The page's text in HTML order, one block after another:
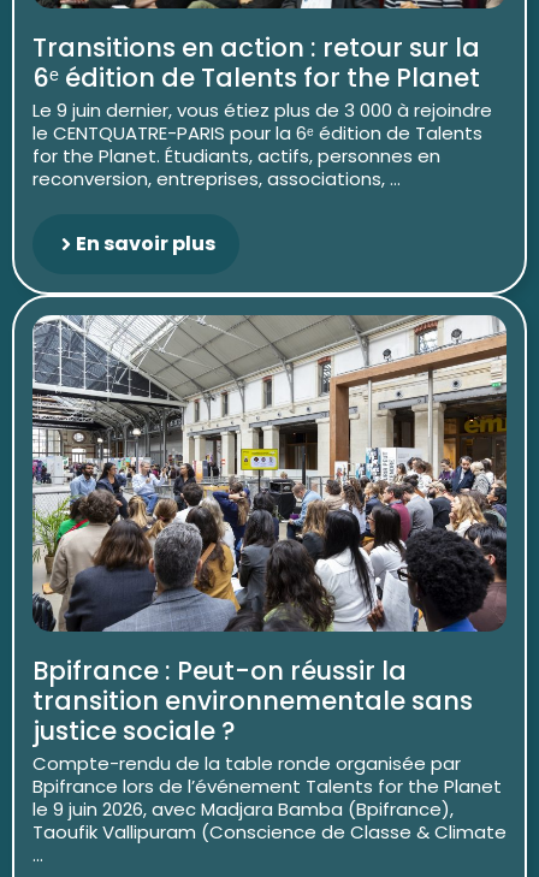
Transitions en action : retour sur la
6ᵉ édition de Talents for the Planet
Le 9 juin dernier, vous étiez plus de 3 000 à rejoindre
le CENTQUATRE-PARIS pour la 6ᵉ édition de Talents
for the Planet. Étudiants, actifs, personnes en
reconversion, entreprises, associations, ...
En savoir plus
Bpifrance : Peut-on réussir la
transition environnementale sans
justice sociale ?
Compte-rendu de la table ronde organisée par
Bpifrance lors de l’événement Talents for the Planet
le 9 juin 2026, avec Madjara Bamba (Bpifrance),
Taoufik Vallipuram (Conscience de Classe & Climate
...